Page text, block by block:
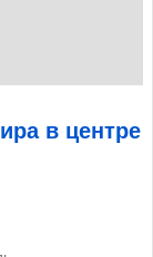
в центре